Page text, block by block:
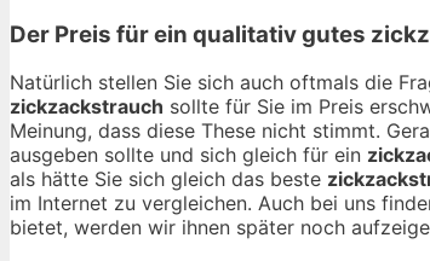
Der Preis für ein qualitativ gutes
Natürlich stellen Sie sich auch oftmals die
zickzackstrauch sollte für Sie im Preis
Meinung, dass diese These nicht stimmt.
ausgeben sollte und sich gleich für ein
als hätte Sie sich gleich das beste
im Internet zu vergleichen. Auch bei uns
bietet, werden wir ihnen später noch